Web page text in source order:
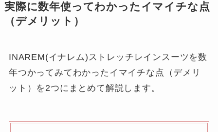
実際に数年使ってわかったイマイチな点
（デメリット）
INAREM(イナレム)ストレッチレインスーツを数
年つかってみてわかったイマイチな点（デメリ
ット）を2つにまとめて解説します。